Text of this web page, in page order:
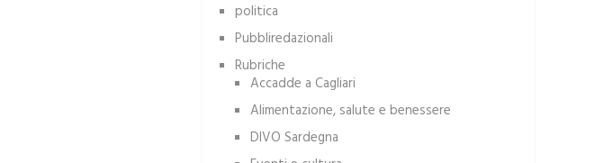
politica
Pubbliredazionali
Rubriche
Accadde a Cagliari
Alimentazione, salute e benessere
DIVO Sardegna